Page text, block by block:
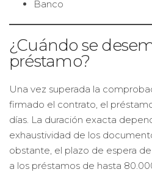
Banco
¿Cuándo se
préstamo?
Una vez superada la
firmado el contrato, el
días. La duración exacta
exhaustividad de los
obstante, el plazo de espera
a los préstamos de hasta